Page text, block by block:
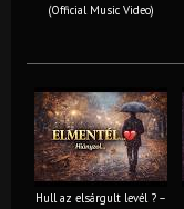
(Official Music Video)
Hull az elsárgult levél ? –